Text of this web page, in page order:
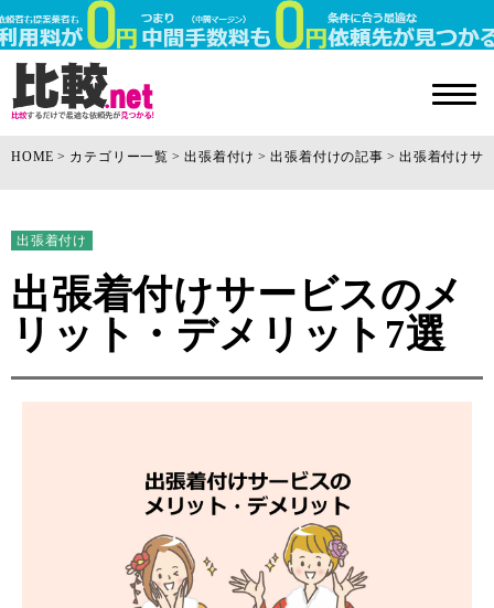
HOME カテゴリー一覧 出張着付け 出張着付けの記事 出張着付けサ
出張着付け
出張着付けサービスのメ
リット・デメリット7選